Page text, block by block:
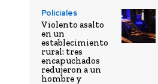
Policiales
Violento asalto
en un
establecimiento
rural: tres
encapuchados
redujeron a un
hombre y